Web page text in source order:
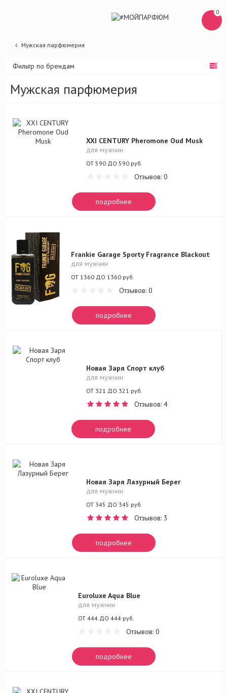
0
Мужская парфюмерия
Фильтр по брендам
Мужская парфюмерия
XXI CENTURY Pheromone Oud Musk
для мужчин
ОТ 590 ДО 590 руб.
Отзывов: 0
подробнее
Frankie Garage Sporty Fragrance Blackout
для мужчин
ОТ 1360 ДО 1360 руб.
Отзывов: 0
подробнее
Новая Заря Спорт клуб
для мужчин
ОТ 321 ДО 321 руб.
Отзывов: 4
подробнее
Новая Заря Лазурный Берег
для мужчин
ОТ 345 ДО 345 руб.
Отзывов: 3
подробнее
Euroluxe Aqua Blue
для мужчин
ОТ 444 ДО 444 руб.
Отзывов: 0
подробнее